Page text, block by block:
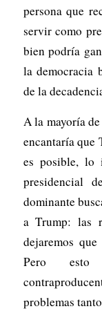
persona que
servir como
bien podría
la democracia
de la
A la mayoría
encantaría
es posible, lo
presidencial
dominante
a Trump: las
dejaremos
Pero esto
problemas